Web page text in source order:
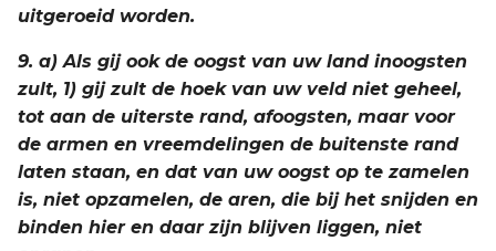
uitgeroeid worden.
9. a) Als gij ook de oogst van uw land inoogsten
zult, 1) gij zult de hoek van uw veld niet geheel,
tot aan de uiterste rand, afoogsten, maar voor
de armen en vreemdelingen de buitenste rand
laten staan, en dat van uw oogst op te zamelen
is, niet opzamelen, de aren, die bij het snijden en
binden hier en daar zijn blijven liggen, niet